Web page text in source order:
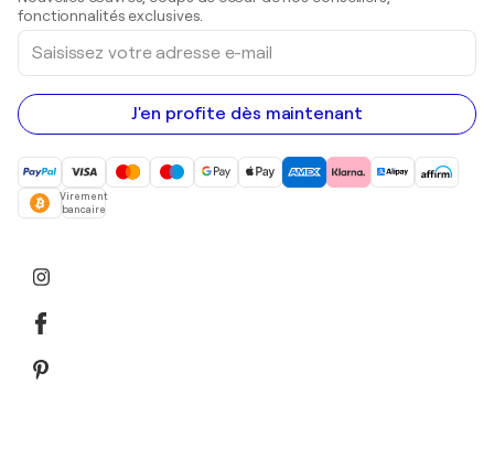
Peintures acryliques
fonctionnalités exclusives.
Saisissez
votre
adresse
e-
mail
J'en profite dès maintenant
Virement
bancaire